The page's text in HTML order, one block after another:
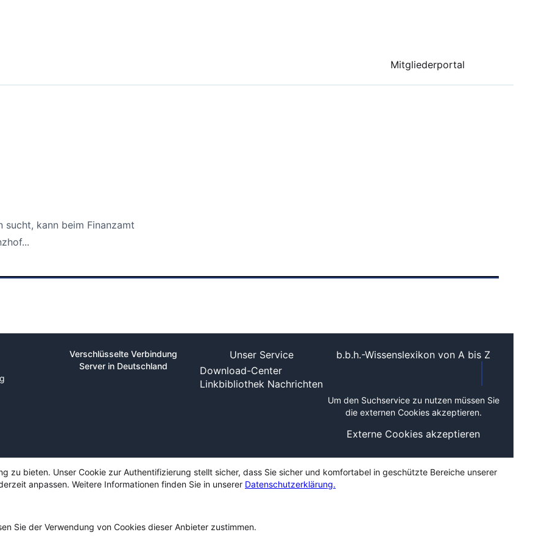
Mitgliederportal
sucht, kann beim Finanzamt
Verschlüsselte Verbindung
Server in Deutschland
Unser Service
Download-Center
Linkbibliothek Nachrichten
b.b.h.-Wissenslexikon von A bis Z
Um den Suchservice zu nutzen müssen Sie
die externen Cookies akzeptieren.
Externe Cookies akzeptieren
zu bieten. Unser Cookie zur Authentifizierung stellt sicher, dass Sie sicher und komfortabel in geschützte Bereiche unserer
anpassen. Weitere Informationen finden Sie in unserer Datenschutzerklärung.
Sie der Verwendung von Cookies dieser Anbieter zustimmen.